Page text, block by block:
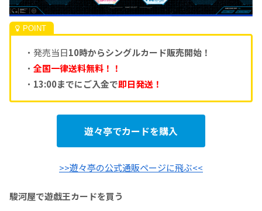
・発売当日10時からシングルカード販売開始！
・ 全国一律送料無料！！
・ 13:00までにご入金で即日発送！
遊々亭でカードを購入
>>遊々亭の公式通販ページに飛ぶ<<
駿河屋で遊戯王カードを買う